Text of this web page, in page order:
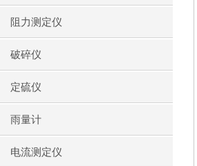
阻力测定仪
破碎仪
定硫仪
雨量计
电流测定仪